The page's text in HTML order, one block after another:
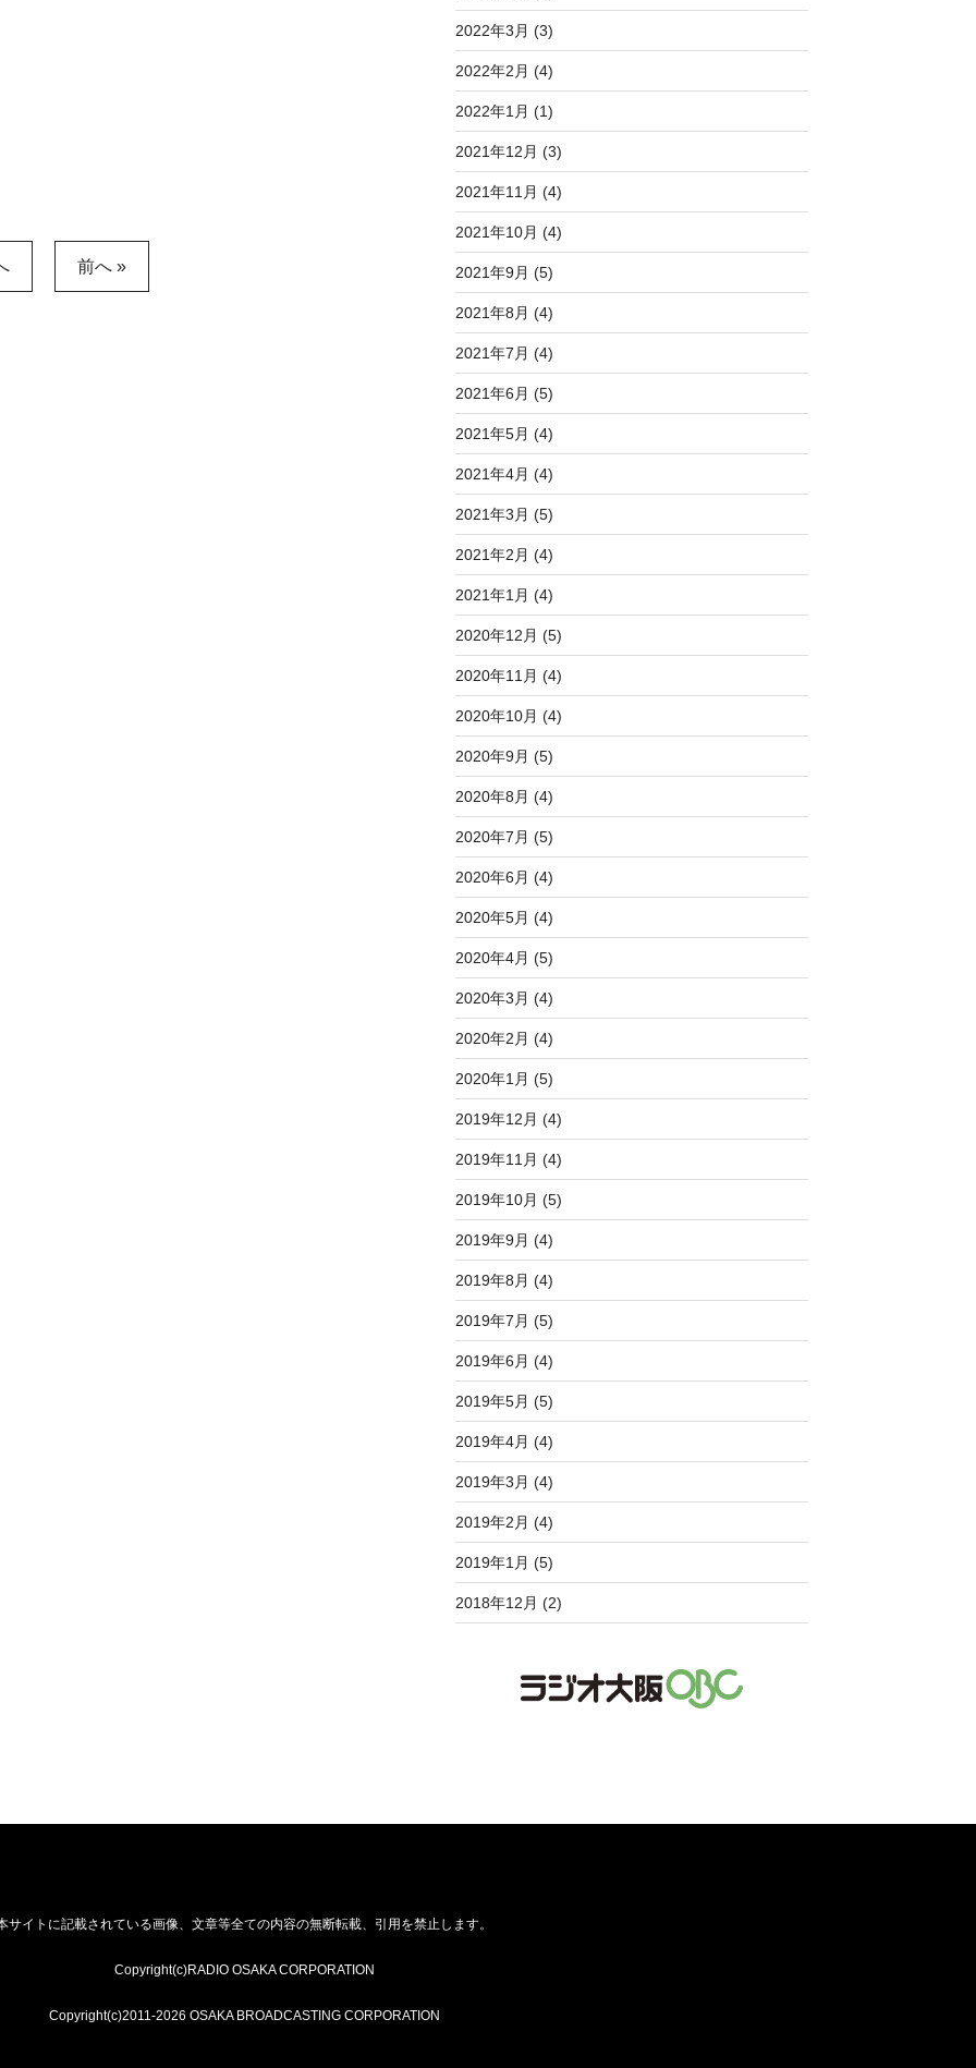
前へ »
2022年3月 (3)
2022年2月 (4)
2022年1月 (1)
2021年12月 (3)
2021年11月 (4)
2021年10月 (4)
2021年9月 (5)
2021年8月 (4)
2021年7月 (4)
2021年6月 (5)
2021年5月 (4)
2021年4月 (4)
2021年3月 (5)
2021年2月 (4)
2021年1月 (4)
2020年12月 (5)
2020年11月 (4)
2020年10月 (4)
2020年9月 (5)
2020年8月 (4)
2020年7月 (5)
2020年6月 (4)
2020年5月 (4)
2020年4月 (5)
2020年3月 (4)
2020年2月 (4)
2020年1月 (5)
2019年12月 (4)
2019年11月 (4)
2019年10月 (5)
2019年9月 (4)
2019年8月 (4)
2019年7月 (5)
2019年6月 (4)
2019年5月 (5)
2019年4月 (4)
2019年3月 (4)
2019年2月 (4)
2019年1月 (5)
2018年12月 (2)
サイトに記載されている画像、文章等全ての内容の無断転載、引用を禁止します。
Copyright(c)RADIO OSAKA CORPORATION
Copyright(c)2011-2026 OSAKA BROADCASTING CORPORATION